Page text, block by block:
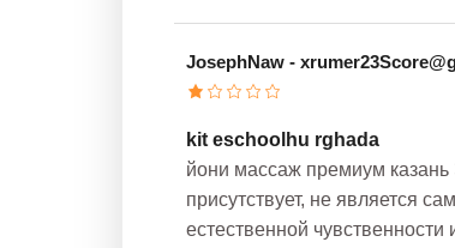
JosephNaw -
kit eschoolhu rghada
йони массаж премиум казань
присутствует, не является
естественной